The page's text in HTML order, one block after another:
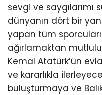
sevgi ve
dünyanın dört bir
yapan tüm
ağırlamaktan
Kemal Atatürk’ün
ve kararlıkla
buluşturmaya ve